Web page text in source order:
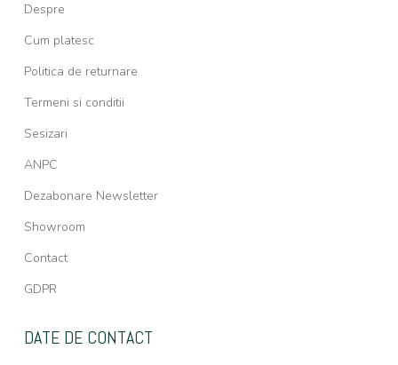
Despre
Cum platesc
Politica de returnare
Termeni si conditii
Sesizari
ANPC
Dezabonare Newsletter
Showroom
Contact
GDPR
DATE DE CONTACT